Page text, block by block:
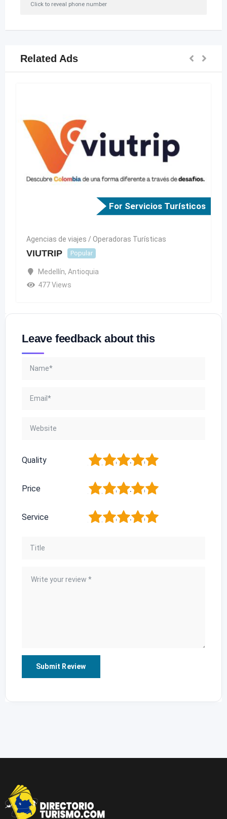
Click to reveal phone number
Related Ads
For Servicios Turísticos
Agencias de viajes / Operadoras Turísticas
VIUTRIP Popular
Medellín, Antioquia
477 Views
Leave feedback about this
Quality 5
4
3
2
Price 5
4
3
2
Service 5
4
3
2